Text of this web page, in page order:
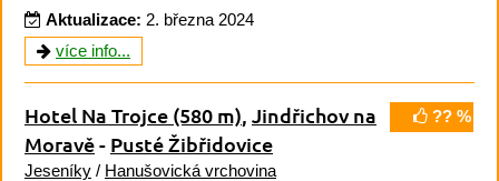
Aktualizace: 2. března 2024
více info...
?? %
Hotel Na Trojce (580 m), Jindřichov na
Moravě- Pusté Žibřidovice
Jeseníky / Hanušovická vrchovina